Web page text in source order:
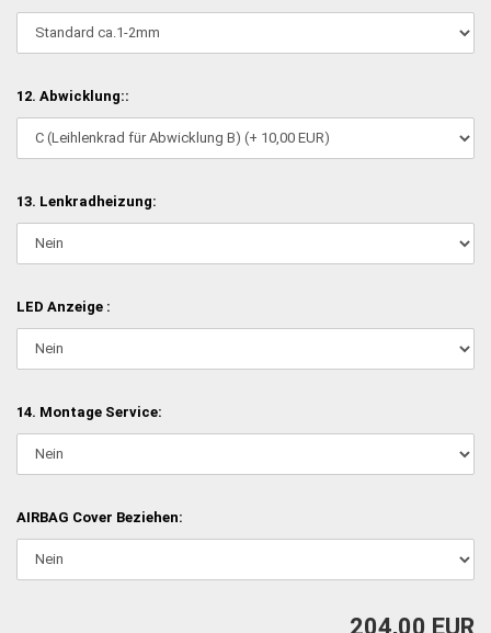
12. Abwicklung::
13. Lenkradheizung:
LED Anzeige :
14. Montage Service:
AIRBAG Cover Beziehen:
204,00 EUR